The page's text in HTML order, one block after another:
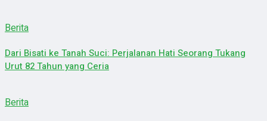
Berita
Dari Bisati ke Tanah Suci: Perjalanan Hati Seorang Tukang
Urut 82 Tahun yang Ceria
Berita